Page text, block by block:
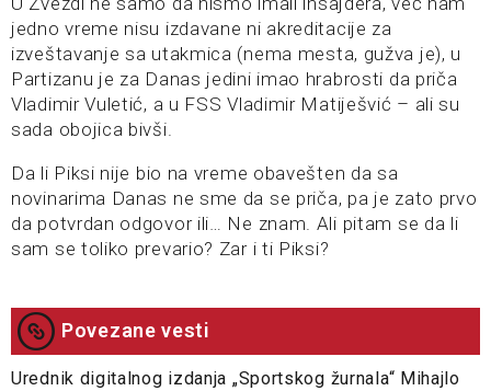
jedno vreme nisu izdavane ni akreditacije za
izveštavanje sa utakmica (nema mesta, gužva je), u
Partizanu je za Danas jedini imao hrabrosti da priča
Vladimir Vuletić, a u FSS Vladimir Matiješvić – ali su
sada obojica bivši.
Da li Piksi nije bio na vreme obavešten da sa
novinarima Danas ne sme da se priča, pa je zato prvo
da potvrdan odgovor ili… Ne znam. Ali pitam se da li
sam se toliko prevario? Zar i ti Piksi?
Povezane vesti
Urednik digitalnog izdanja „Sportskog žurnala“ Mihajlo